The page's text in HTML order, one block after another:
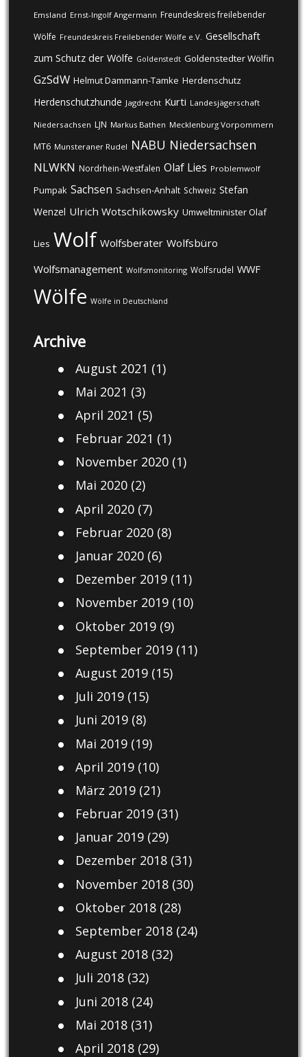
Emsland Ernst-Ingolf Angermann Freundeskreis freilebender
Wölfe Freundeskreis Freilebender Wölfe e.V. Gesellschaft
zum Schutz der Wölfe Goldenstedt Goldenstedter Wölfin
GzSdW Helmut Dammann-Tamke Herdenschutz
Herdenschutzhunde Jagdrecht Kurti Landesjägerschaft
Niedersachsen LJN Markus Bathen Mecklenburg Vorpommern
MT6 Munsteraner Rudel NABU Niedersachsen
NLWKN Nordrhein-Westfalen Olaf Lies Problemwolf
Pumpak Sachsen Sachsen-Anhalt Schweiz Stefan
Wenzel Ulrich Wotschikowsky Umweltminister Olaf
Lies Wolf Wolfsberater Wolfsbüro
Wolfsmanagement Wolfsmonitoring Wolfsrudel WWF
Wölfe Wölfe in Deutschland
Archive
August 2021 (1)
Mai 2021 (3)
April 2021 (5)
Februar 2021 (1)
November 2020(1)
Mai 2020(2)
April 2020(7)
Februar 2020(8)
Januar 2020(6)
Dezember 2019(11)
November 2019(10)
Oktober 2019(9)
September 2019(11)
August 2019(15)
Juli 2019(15)
Juni 2019(8)
Mai 2019(19)
April 2019(10)
März 2019(21)
Februar 2019(31)
Januar 2019(29)
Dezember 2018(31)
November 2018(30)
Oktober 2018(28)
September 2018(24)
August 2018(32)
Juli 2018(32)
Juni 2018(24)
Mai 2018(31)
April 2018(29)